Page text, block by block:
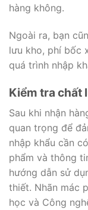
hàng không.
Ngoài ra, bạn
lưu kho, phí bốc
quá trình nhập
Kiểm tra chất
Sau khi nhận
quan trọng để
nhập khẩu cần
phẩm và thông
hướng dẫn sử
thiết. Nhãn mác
học và Công